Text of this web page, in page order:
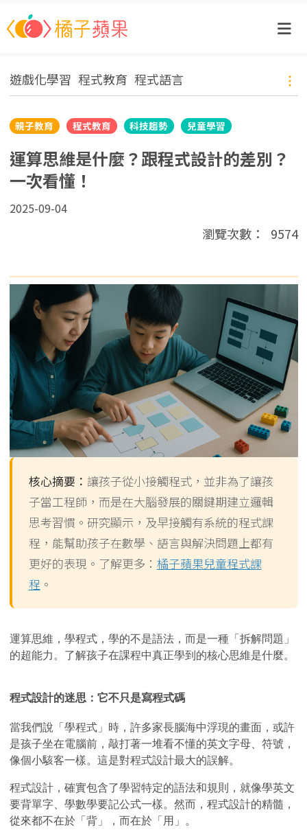
遊戲化學習 程式教育 程式語言
親子教育 程式教育 科技趨勢 兒童學習
運算思維是什麼？跟程式設計的差別？
一次看懂！
2025-09-04
瀏覽次數： 9574
核心摘要： 讓孩子從小接觸程式，並非為了讓孩
子當工程師，而是在大腦發展的關鍵期建立邏輯
思考習慣。研究顯示，及早接觸有系統的程式課
程，能幫助孩子在數學、語言與解決問題上都有
更好的表現。了解更多： 橘子蘋果兒童程式課
程 。
運算思維，學程式，學的不是語法，而是一種「拆解問題」
的超能力。了解孩子在課程中真正學到的核心思維是什麼。
程式設計的迷思：它不只是寫程式碼
當我們說「學程式」時，許多家長腦海中浮現的畫面，或許
是孩子坐在電腦前，敲打著一堆看不懂的英文字母、符號，
像個小駭客一樣。這是對程式設計最大的誤解。
程式設計，確實包含了學習特定的語法和規則，就像學英文
要背單字、學數學要記公式一樣。然而，程式設計的精髓，
從來都不在於「背」，而在於「用」。